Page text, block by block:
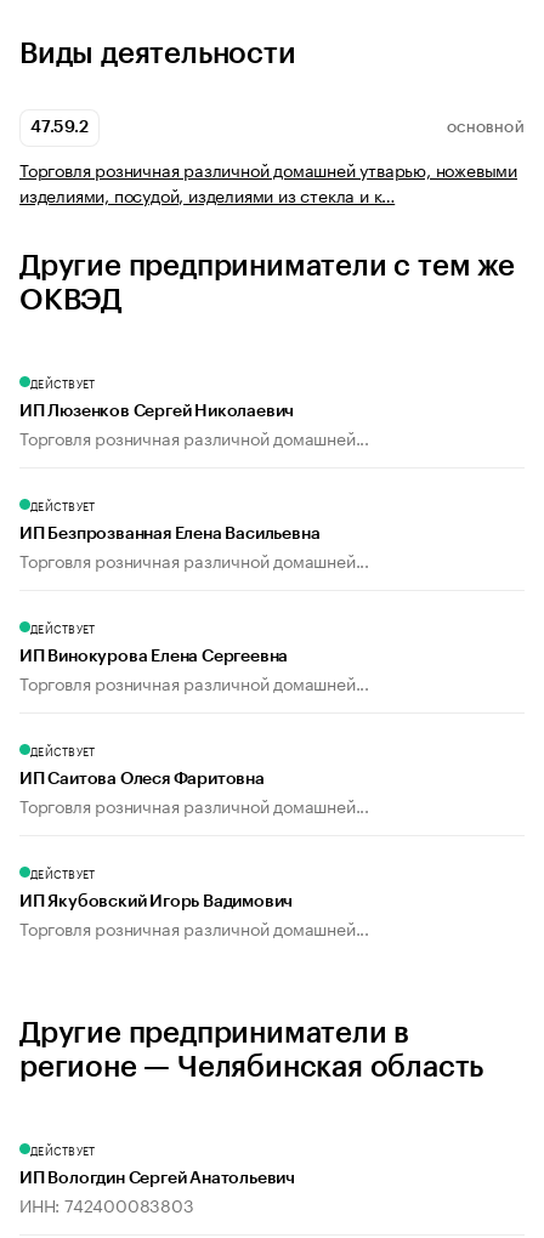
Виды деятельности
47.59.2 ОСНОВНОЙ
Торговля розничная различной домашней утварью, ножевыми
изделиями, посудой, изделиями из стекла и к…
Другие предприниматели с тем же
ОКВЭД
ДЕЙСТВУЕТ
ИП Люзенков Сергей Николаевич
Торговля розничная различной домашней...
ДЕЙСТВУЕТ
ИП Безпрозванная Елена Васильевна
Торговля розничная различной домашней...
ДЕЙСТВУЕТ
ИП Винокурова Елена Сергеевна
Торговля розничная различной домашней...
ДЕЙСТВУЕТ
ИП Саитова Олеся Фаритовна
Торговля розничная различной домашней...
ДЕЙСТВУЕТ
ИП Якубовский Игорь Вадимович
Торговля розничная различной домашней...
Другие предприниматели в
регионе — Челябинская область
ДЕЙСТВУЕТ
ИП Вологдин Сергей Анатольевич
ИНН: 742400083803